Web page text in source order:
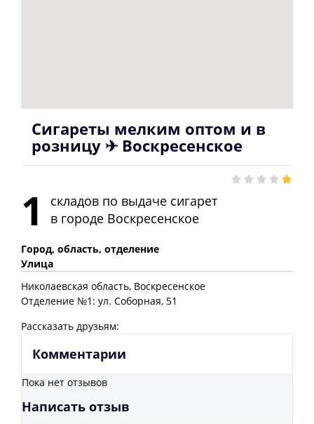
Сигареты мелким оптом и в
розницу ✈ Воскресенское
1
складов по выдаче сигарет
в городе Воскресенское
Город, область, отделение
Улица
Николаевская область, Воскресенское
Отделение №1: ул. Соборная, 51
Рассказать друзьям:
Комментарии
Пока нет отзывов
Написать отзыв